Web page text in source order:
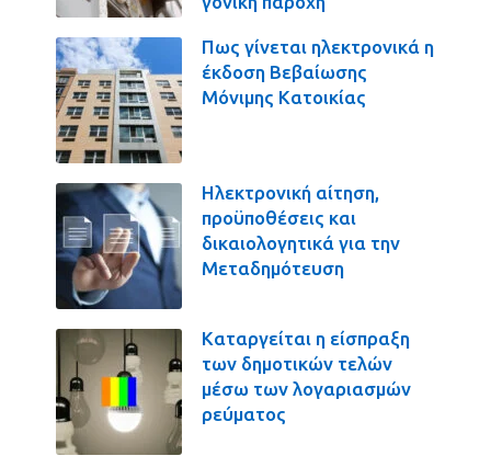
Πως γίνεται ηλεκτρονικά η
έκδοση Βεβαίωσης
Μόνιμης Κατοικίας
Ηλεκτρονική αίτηση,
προϋποθέσεις και
δικαιολογητικά για την
Μεταδημότευση
Καταργείται η είσπραξη
των δημοτικών τελών
μέσω των λογαριασμών
ρεύματος